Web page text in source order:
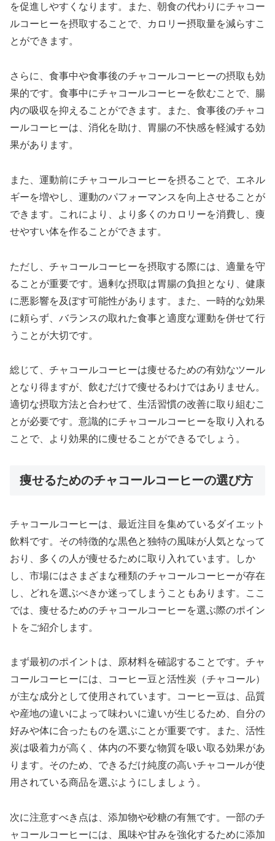
を促進しやすくなります。また、朝食の代わりにチャコー
ルコーヒーを摂取することで、カロリー摂取量を減らすこ
とができます。
さらに、食事中や食事後のチャコールコーヒーの摂取も効
果的です。食事中にチャコールコーヒーを飲むことで、腸
内の吸収を抑えることができます。また、食事後のチャコ
ールコーヒーは、消化を助け、胃腸の不快感を軽減する効
果があります。
また、運動前にチャコールコーヒーを摂ることで、エネル
ギーを増やし、運動のパフォーマンスを向上させることが
できます。これにより、より多くのカロリーを消費し、痩
せやすい体を作ることができます。
ただし、チャコールコーヒーを摂取する際には、適量を守
ることが重要です。過剰な摂取は胃腸の負担となり、健康
に悪影響を及ぼす可能性があります。また、一時的な効果
に頼らず、バランスの取れた食事と適度な運動を併せて行
うことが大切です。
総じて、チャコールコーヒーは痩せるための有効なツール
となり得ますが、飲むだけで痩せるわけではありません。
適切な摂取方法と合わせて、生活習慣の改善に取り組むこ
とが必要です。意識的にチャコールコーヒーを取り入れる
ことで、より効果的に痩せることができるでしょう。
痩せるためのチャコールコーヒーの選び方
チャコールコーヒーは、最近注目を集めているダイエット
飲料です。その特徴的な黒色と独特の風味が人気となって
おり、多くの人が痩せるために取り入れています。しか
し、市場にはさまざまな種類のチャコールコーヒーが存在
し、どれを選ぶべきか迷ってしまうこともあります。ここ
では、痩せるためのチャコールコーヒーを選ぶ際のポイン
トをご紹介します。
まず最初のポイントは、原材料を確認することです。チャ
コールコーヒーには、コーヒー豆と活性炭（チャコール）
が主な成分として使用されています。コーヒー豆は、品質
や産地の違いによって味わいに違いが生じるため、自分の
好みや体に合ったものを選ぶことが重要です。また、活性
炭は吸着力が高く、体内の不要な物質を吸い取る効果があ
ります。そのため、できるだけ純度の高いチャコールが使
用されている商品を選ぶようにしましょう。
次に注意すべき点は、添加物や砂糖の有無です。一部のチ
ャコールコーヒーには、風味や甘みを強化するために添加